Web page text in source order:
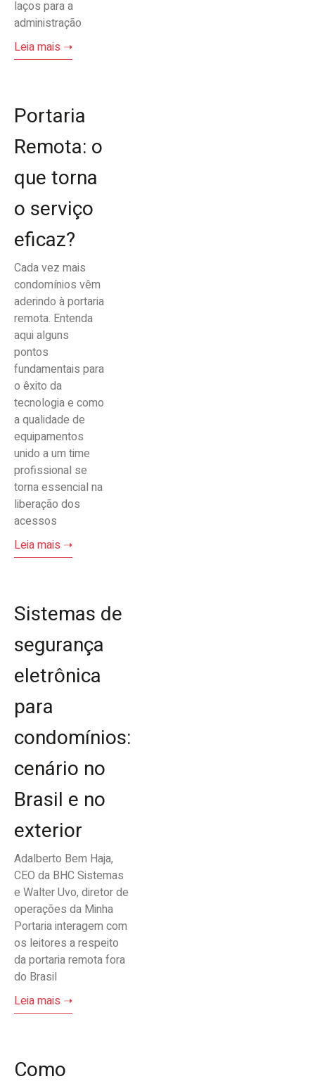
laços para a
administração
Leia mais ➝
Portaria
Remota: o
que torna
o serviço
eficaz?
Cada vez mais
condomínios vêm
aderindo à portaria
remota. Entenda
aqui alguns
pontos
fundamentais para
o êxito da
tecnologia e como
a qualidade de
equipamentos
unido a um time
profissional se
torna essencial na
liberação dos
acessos
Leia mais ➝
Sistemas de
segurança
eletrônica
para
condomínios:
cenário no
Brasil e no
exterior
Adalberto Bem Haja,
CEO da BHC Sistemas
e Walter Uvo, diretor de
operações da Minha
Portaria interagem com
os leitores a respeito
da portaria remota fora
do Brasil
Leia mais ➝
Como